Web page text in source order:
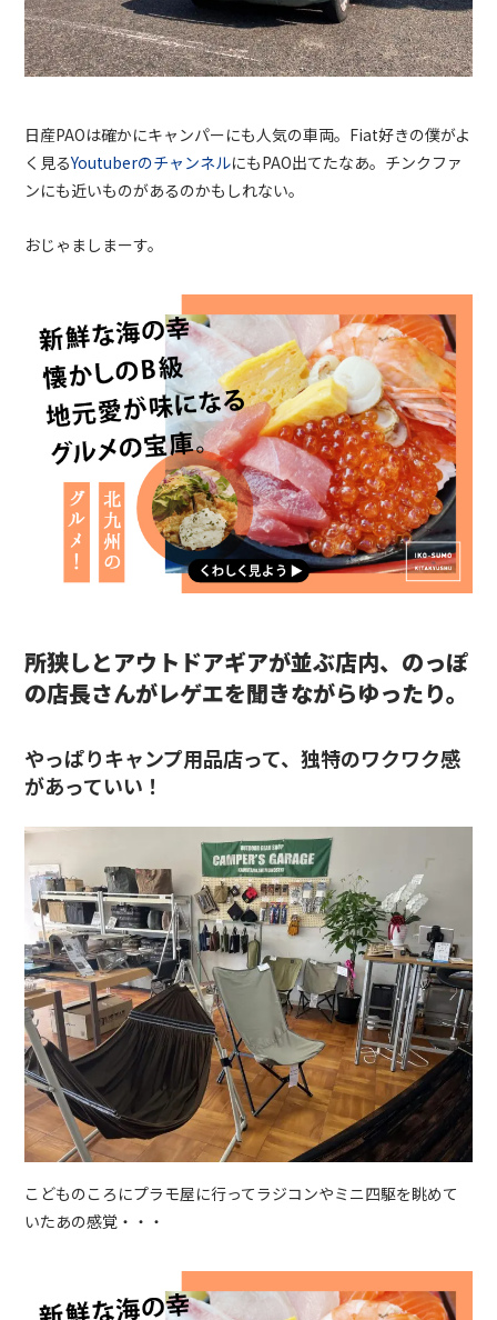
日産PAOは確かにキャンパーにも人気の車両。Fiat好きの僕がよ
く見るYoutuberのチャンネルにもPAO出てたなあ。チンクファ
ンにも近いものがあるのかもしれない。
おじゃましまーす。
所狭しとアウトドアギアが並ぶ店内、のっぽ
の店長さんがレゲエを聞きながらゆったり。
やっぱりキャンプ用品店って、独特のワクワク感
があっていい！
こどものころにプラモ屋に行ってラジコンやミニ四駆を眺めて
いたあの感覚・・・